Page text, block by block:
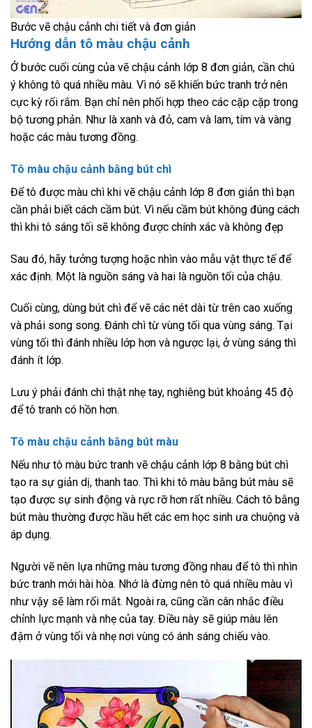
Bước vẽ chậu cảnh chi tiết và đơn giản
Hướng dẫn tô màu chậu cảnh
Ở bước cuối cùng của vẽ chậu cảnh lớp 8 đơn giản, cần chú
ý không tô quá nhiều màu. Vì nó sẽ khiến bức tranh trở nên
cực kỳ rối rắm. Bạn chỉ nên phối hợp theo các cặp cặp trong
bộ tương phản. Như là xanh và đỏ, cam và lam, tím và vàng
hoặc các màu tương đồng.
Tô màu chậu cảnh bằng bút chì
Để tô được màu chì khi vẽ chậu cảnh lớp 8 đơn giản thì bạn
cần phải biết cách cầm bút. Vì nếu cầm bút không đúng cách
thì khi tô sáng tối sẽ không được chính xác và không đẹp
Sau đó, hãy tưởng tượng hoặc nhìn vào mẫu vật thực tế để
xác định. Một là nguồn sáng và hai là nguồn tối của chậu.
Cuối cùng, dùng bút chì để vẽ các nét dài từ trên cao xuống
và phải song song. Đánh chì từ vùng tối qua vùng sáng. Tại
vùng tối thì đánh nhiều lớp hơn và ngược lại, ở vùng sáng thì
đánh ít lớp.
Lưu ý phải đánh chì thật nhẹ tay, nghiêng bút khoảng 45 độ
để tô tranh có hồn hơn.
Tô màu chậu cảnh bằng bút màu
Nếu như tô màu bức tranh vẽ chậu cảnh lớp 8 bằng bút chì
tạo ra sự giản dị, thanh tao. Thì khi tô màu bằng bút màu sẽ
tạo được sự sinh động và rực rỡ hơn rất nhiều. Cách tô bằng
bút màu thường được hầu hết các em học sinh ưa chuộng và
áp dụng.
Người vẽ nên lựa những màu tương đồng nhau để tô thì nhìn
bức tranh mới hài hòa. Nhớ là đừng nên tô quá nhiều màu vì
như vậy sẽ làm rối mắt. Ngoài ra, cũng cần cân nhắc điều
chỉnh lực mạnh và nhẹ của tay. Điều này sẽ giúp màu lên
đậm ở vùng tối và nhẹ nơi vùng có ánh sáng chiếu vào.